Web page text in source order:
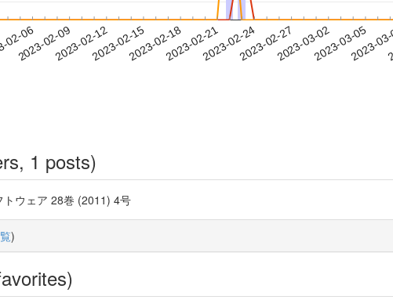
06
2023-02-092023-02-122023-02-152023-02-182023-02-212023-02-242023-02-272023-03-022023-03-05
2023-
1 posts)
ウェア 28巻 (2011) 4号
)